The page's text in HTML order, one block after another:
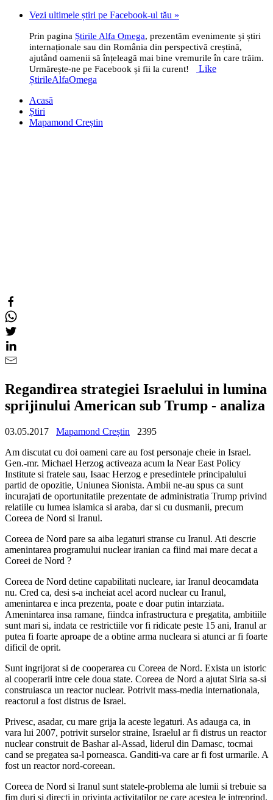
Vezi ultimele știri pe Facebook-ul tău »
Prin pagina Știrile Alfa Omega, prezentăm evenimente și știri
internaționale sau din România din perspectivă creștină,
ajutând oamenii să înțeleagă mai bine vremurile în care trăim.
Urmărește-ne pe Facebook și fii la curent!
Like
ȘtirileAlfaOmega
Acasă
Știri
Mapamond Creștin
Regandirea strategiei Israelului in lumina
sprijinului American sub Trump - analiza
03.05.2017 Mapamond Creștin
2395
Am discutat cu doi oameni care au fost personaje cheie in Israel.
Gen.-mr. Michael Herzog activeaza acum la Near East Policy
Institute si fratele sau, Isaac Herzog e presedintele principalului
partid de opozitie, Uniunea Sionista. Ambii ne-au spus ca sunt
incurajati de oportunitatile prezentate de administratia Trump privind
relatiile cu lumea islamica si araba, dar si cu dusmanii, precum
Coreea de Nord si Iranul.
Coreea de Nord pare sa aiba legaturi stranse cu Iranul. Ati descrie
amenintarea programului nuclear iranian ca fiind mai mare decat a
Coreei de Nord ?
Coreea de Nord detine capabilitati nucleare, iar Iranul deocamdata
nu. Cred ca, desi s-a incheiat acel acord nuclear cu Iranul,
amenintarea e inca prezenta, poate e doar putin intarziata.
Amenintarea insa ramane, fiindca infrastructura e pregatita, ambitiile
sunt mari si, indata ce restrictiile vor fi ridicate peste 15 ani, Iranul ar
putea fi foarte aproape de a obtine arma nucleara si atunci ar fi foarte
dificil de oprit.
Sunt ingrijorat si de cooperarea cu Coreea de Nord. Exista un istoric
al cooperarii intre cele doua state. Coreea de Nord a ajutat Siria sa-si
construiasca un reactor nuclear. Potrivit mass-media internationala,
reactorul a fost distrus de Israel.
Privesc, asadar, cu mare grija la aceste legaturi. As adauga ca, in
vara lui 2007, potrivit surselor straine, Israelul ar fi distrus un reactor
nuclear construit de Bashar al-Assad, liderul din Damasc, tocmai
cand se pregatea sa-l porneasca. Ganditi-va care ar fi fost urmarile. A
fost un reactor nord-coreean.
Coreea de Nord si Iranul sunt statele-problema ale lumii si trebuie sa
fim duri si directi in privinta activitatilor pe care acestea le intreprind.